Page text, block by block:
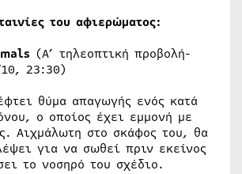
του αφιερώματος:
(Α’ τηλεοπτική προβολή-
23:30)
θύμα απαγωγής ενός κατά
ο οποίος έχει εμμονή με
Αιχμάλωτη στο σκάφος του, θα
για να σωθεί πριν εκείνος
το νοσηρό του σχέδιο.